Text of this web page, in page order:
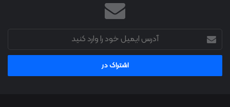
آدرس
ایمیل
خود
وارد